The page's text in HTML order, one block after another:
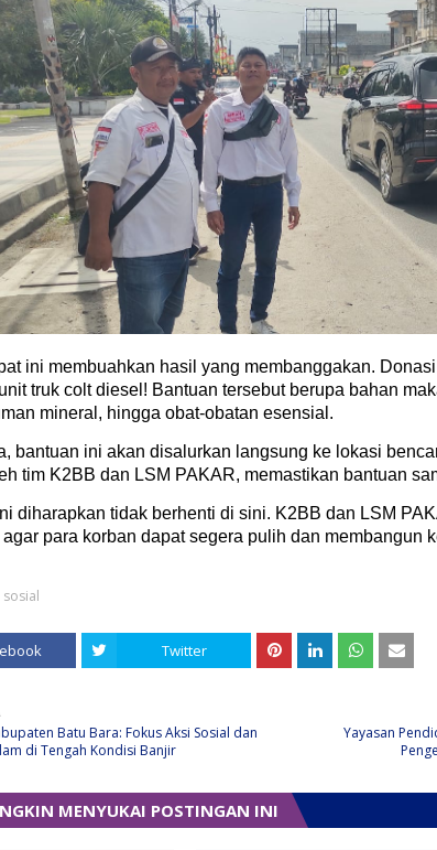
ini membuahkan hasil yang membanggakan.
truk colt diesel! Bantuan tersebut berupa bahan
mineral, hingga obat-obatan esensial.
bantuan ini akan disalurkan langsung ke lokasi
tim K2BB dan LSM PAKAR, memastikan bantuan
diharapkan tidak berhenti di sini. K2BB dan LSM
para korban dapat segera pulih dan membangun
sosial
Twitter
Yayasan
Batu Bara: Fokus Aksi Sosial dan
di Tengah Kondisi Banjir
MENYUKAI POSTINGAN INI